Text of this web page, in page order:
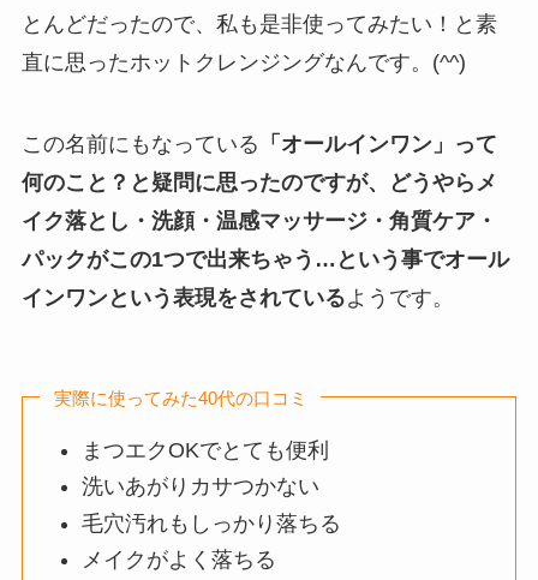
とんどだったので、私も是非使ってみたい！と素
直に思ったホットクレンジングなんです。(^^)
この名前にもなっている 「オールインワン」って
何のこと？と疑問に思ったのですが、どうやらメ
イク落とし・洗顔・温感マッサージ・角質ケア・
パックがこの1つで出来ちゃう…という事でオール
インワンという表現をされているようです。
実際に使ってみた40代の口コミ
まつエクOKでとても便利
洗いあがりカサつかない
毛穴汚れもしっかり落ちる
メイクがよく落ちる